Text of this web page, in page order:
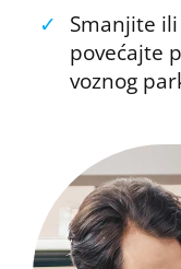
✓
Smanjite
povećajte
voznog